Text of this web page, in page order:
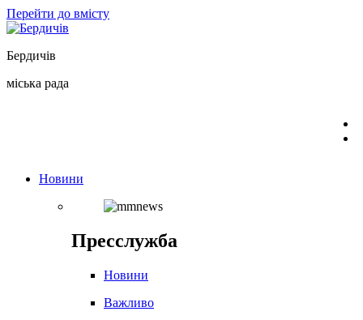
Перейти до вмісту
Бердичів
міська рада
Новини
Пресслужба
Новини
Важливо